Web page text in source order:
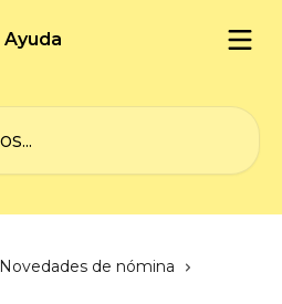
Novedades de nómina